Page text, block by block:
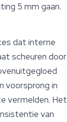
5 mm gaan.
dat interne
scheuren door
voorsprong in
vermelden. Het
van